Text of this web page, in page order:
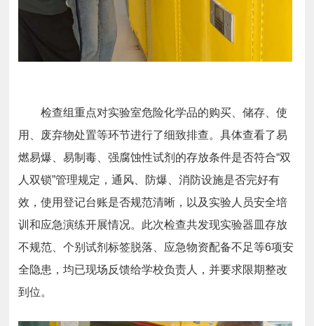
检查组重点对实验室危险化学品的购买、储存、使
用、废弃物处置等环节进行了细致排查。具体查看了易
燃易爆、易制毒、强腐蚀性试剂的存放条件是否符合“双
人双锁”管理规定，通风、防爆、消防设施是否完好有
效，使用登记台账是否规范清晰，以及实验人员安全培
训和应急演练开展情况。此次检查共发现实验器皿存放
不规范、个别试剂标签脱落、应急物资配备不足等6项安
全隐患，均已现场反馈给学校负责人，并要求限期整改
到位。